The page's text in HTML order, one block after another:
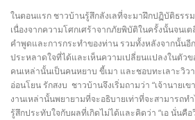
ในตอนแรก ชาวบ้านรู้สึกลังเลที่จะมาฝึกปฏิบัติธรร
เนื่องจากความโศกเศร้าจากภัยพิบัติในครั้งนั้นจน
คำพูดและการกระทำของท่าน รวมทั้งหลังจากนั้นอี
ประหลาดใจที่ได้และเห็นความเปลี่ยนแปลงในตัวข
คนเหล่านั้นเป็นคนหยาบ ขี้เมา และชอบทะเลาะวิ
อ่อนโยน รักสงบ ชาวบ้านจึงเริ่มถามว่า “เจ้านายเ
งานเหล่านั้นพยายามที่จะอธิบายเท่าที่จะสามารถ
รู้สึกประทับใจกับผลที่เกิดไม่ได้และคิดว่า “เอ นั่นคื